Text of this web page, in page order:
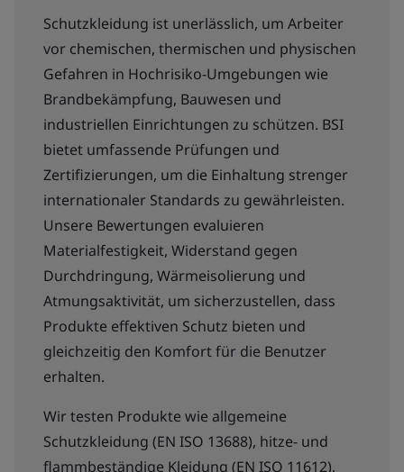
Schutzkleidung ist unerlässlich, um Arbeiter
vor chemischen, thermischen und physischen
Gefahren in Hochrisiko-Umgebungen wie
Brandbekämpfung, Bauwesen und
industriellen Einrichtungen zu schützen. BSI
bietet umfassende Prüfungen und
Zertifizierungen, um die Einhaltung strenger
internationaler Standards zu gewährleisten.
Unsere Bewertungen evaluieren
Materialfestigkeit, Widerstand gegen
Durchdringung, Wärmeisolierung und
Atmungsaktivität, um sicherzustellen, dass
Produkte effektiven Schutz bieten und
gleichzeitig den Komfort für die Benutzer
erhalten.
Wir testen Produkte wie allgemeine
Schutzkleidung (EN ISO 13688), hitze- und
flammbeständige Kleidung (EN ISO 11612),